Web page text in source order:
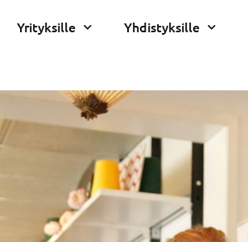
Yrityksille Yhdistyksille